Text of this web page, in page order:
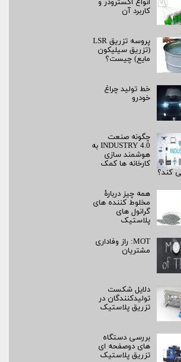
انواع اکسترودر و
کاربرد آن
پروسه تزریق LSR
(تزریق سیلیکون
مایع) چیست؟
خط تولید چراغ
خودرو
چگونه صنعت
INDUSTRY 4.0 به
هوشمند سازی
کارخانه ها کمک
کند؟
همه چیز دربارۀ
مخلوط کننده های
گرانول های
پلاستیک
MOT: راز وفاداری
مشتریان
دلایل شکست
تولیدکنندگان در
تزریق پلاستیک
بررسی دستگاه
های دوصفحه ای
تزریق پلاستیک